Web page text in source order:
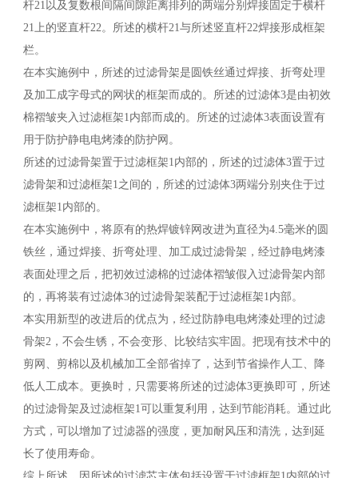
杆21以及复数根间隔间隙距离排列的两端分别焊接固定于横杆
21上的竖直杆22。所述的横杆21与所述竖直杆22焊接形成框架
栏。
在本实施例中，所述的过滤骨架是圆铁丝通过焊接、折弯处理
及加工成字母式的网状的框架而成的。所述的过滤体3是由初效
棉褶皱夹入过滤框架1内部而成的。所述的过滤体3表面设置有
用于防护静电电烤漆的防护网。
所述的过滤骨架置于过滤框架1内部的，所述的过滤体3置于过
滤骨架和过滤框架1之间的，所述的过滤体3两端分别夹住于过
滤框架1内部的。
在本实施例中，将原有的热焊镀锌网改进为直径为4.5毫米的圆
铁丝，通过焊接、折弯处理、加工成过滤骨架，经过静电烤漆
表面处理之后，把初效过滤棉的过滤体褶皱假入过滤骨架内部
的，再将装有过滤体3的过滤骨架装配于过滤框架1内部。
本实用新型的改进后的优点为，经过防静电电烤漆处理的过滤
骨架2，不会生锈，不会变形、比较结实牢固。把现有技术中的
剪网、剪棉以及机械加工全部省掉了，达到节省操作人工、降
低人工成本。更换时，只需要将所述的过滤体3更换即可，所述
的过滤骨架及过滤框架1可以重复利用，达到节能消耗。通过此
方式，可以增加了过滤器的强度，更加耐风压和清洗，达到延
长了使用寿命。